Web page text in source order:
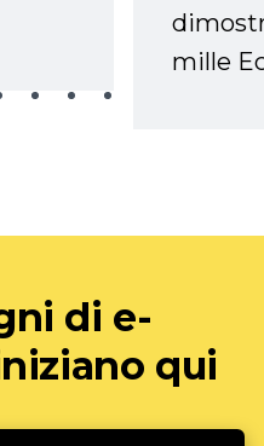
mille
di e-
qui